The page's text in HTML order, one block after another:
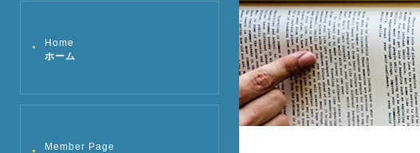
Home
ホーム
Member Page